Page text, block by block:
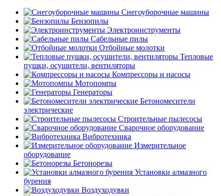
Снегоуборочные машины
Бензопилы
Электроинструменты
Сабельные пилы
Отбойные молотки
Тепловые
пушки, осушители, вентиляторы
Компрессоры и насосы
Мотопомпы
Генераторы
Бетономесители
электрические
Строительные пылесосы
Сварочное оборудование
Вибротехника
Измерительное
оборудование
Бетонорезы
Установки алмазного
бурения
Воздуходувки